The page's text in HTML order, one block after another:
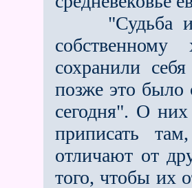
"Судьба
сохранили
позже это было
сегодня". О
приписать
отличают от
того, чтобы их